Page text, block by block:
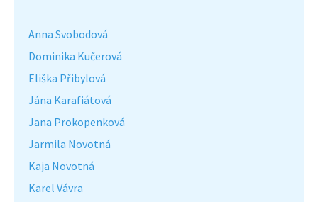
Anna Svobodová
Dominika Kučerová
Eliška Přibylová
Jána Karafiátová
Jana Prokopenková
Jarmila Novotná
Kaja Novotná
Karel Vávra